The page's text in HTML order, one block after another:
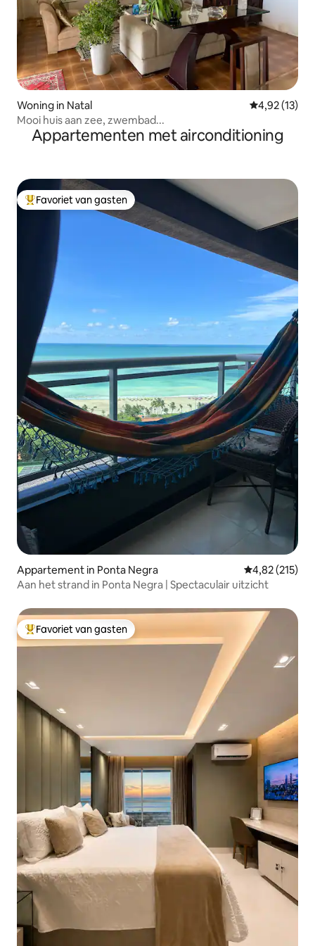
Woning in Natal Gemiddelde
4,92 (13)
Mooi huis aan zee, zwembad...
Appartementen met airconditioning
Topfavoriet van gasten
Favoriet van gasten
Appartement in Ponta Negra Gemiddelde
4,82 (215)
Aan het strand in Ponta Negra | Spectaculair uitzicht
Topfavoriet van gasten
Favoriet van gasten